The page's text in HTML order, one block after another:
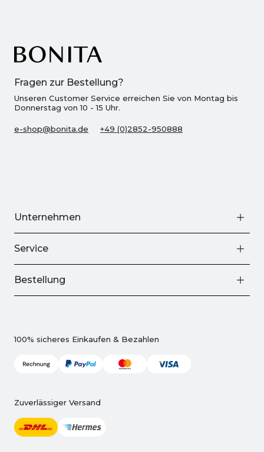
Fragen zur Bestellung?
Unseren Customer Service erreichen Sie von Montag bis
Donnerstag von 10 - 15 Uhr.
e-shop@bonita.de +49 (0)2852-950888
Unternehmen
Service
Bestellung
100% sicheres Einkaufen & Bezahlen
Zuverlässiger Versand